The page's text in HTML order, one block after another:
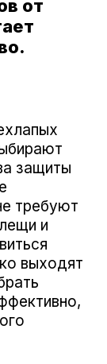
от
защиты
требуют
и
выходят